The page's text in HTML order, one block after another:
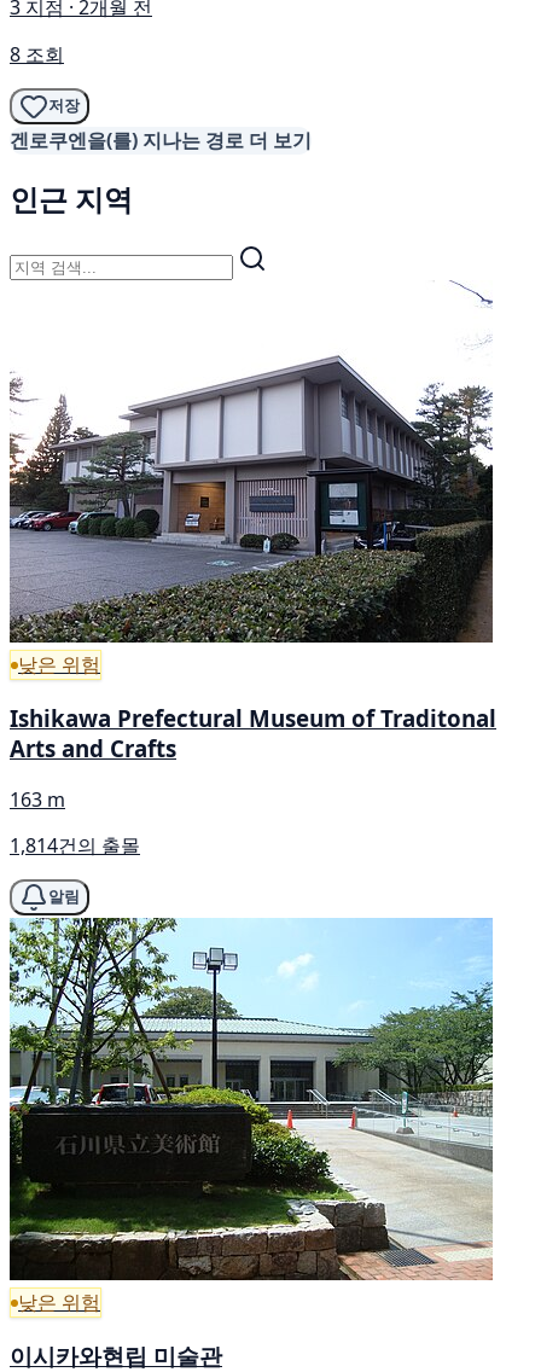
3 지점 · 2개월 전
8 조회
저장
겐로쿠엔을(를) 지나는 경로 더 보기
인근 지역
낮은 위험
Ishikawa Prefectural Museum of Traditonal
Arts and Crafts
163 m
1,814건의 출몰
알림
낮은 위험
이시카와현립 미술관